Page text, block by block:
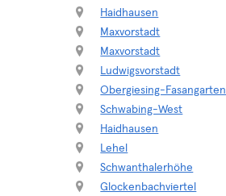
Haidhausen
Maxvorstadt
Maxvorstadt
Ludwigsvorstadt
Obergiesing-Fasangarten
Schwabing-West
Haidhausen
Lehel
Schwanthalerhöhe
Glockenbachviertel